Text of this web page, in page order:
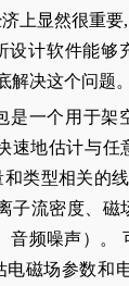
上显然很重要
设计软件能够
解决这个问题。
是一个用于
速地估计与任
类型相关的
子流密度、磁
音频噪声）。
电磁场参数和